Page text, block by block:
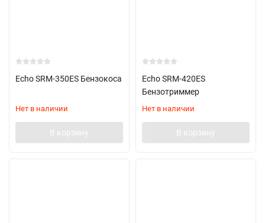
Echo SRM-350ES Бензокоса
Нет в наличии
В корзину
Echo SRM-420ES
Бензотриммер
Нет в наличии
В корзину